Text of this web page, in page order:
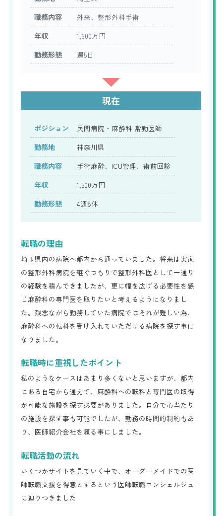
職務内容 外来、整形外科手術
年収 1,600万円
勤務形態 週5日
現在
ポジション 民間病院・麻酔科 常勤医師
勤務地 神奈川県
職務内容 手術麻酔、ICU管理、術前回診
年収 1,500万円
勤務形態 4週8休
転職の理由
埼玉県内の病院へ都内から通っていました。将来は実家
の整形外科病院を継ぐつもりで整形外科医として一通り
の経験を積んできましたが、更に幅を広げる必要性を感
じ麻酔科の専門医を取りたいと考えるようになりまし
た。残念ながら勤務していた病院ではそれが難しい為、
麻酔科への転科を受け入れていただける病院を探す事に
なりました。
転職時に重視したポイント
私のようなケースはあまり多くないと思いますが、都内
にある自宅から通えて、麻酔科への転科と専門医の取得
が可能な施設を探す必要がありました。自分で心当たり
の施設を探す事も可能でしたが、勤務の時間的制約もあ
り、医師紹介会社を頼る事にしました。
転職活動の流れ
いくつかサイトを見ていく中で、オーダーメイドでの医
師転職支援を得意とするという医師転職コンシェルジュ
に辿りつきました